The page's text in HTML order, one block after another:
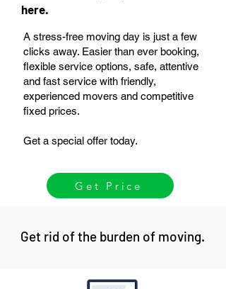
here.
A stress-free moving day is just a few
clicks away. Easier than ever booking,
flexible service options, safe, attentive
and fast service with friendly,
experienced movers and competitive
fixed prices.
Get a special offer today.
Get Price
Get rid of the burden of moving.